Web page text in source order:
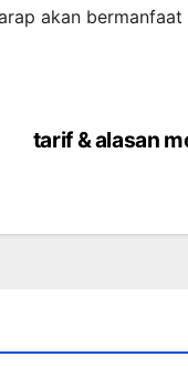
akan bermanfaat
tarif & alasan